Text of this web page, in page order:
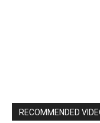
RECOMMENDED